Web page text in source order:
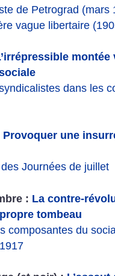
de Petrograd (mars
vague libertaire
montée
dans les
Provoquer une
Journées de juillet
: La contre-
tombeau
composantes du